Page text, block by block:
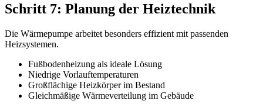
Schritt 7: Planung der Heiztechnik
Die Wärmepumpe arbeitet besonders effizient mit passenden
Heizsystemen.
Fußbodenheizung als ideale Lösung
Niedrige Vorlauftemperaturen
Großflächige Heizkörper im Bestand
Gleichmäßige Wärmeverteilung im Gebäude